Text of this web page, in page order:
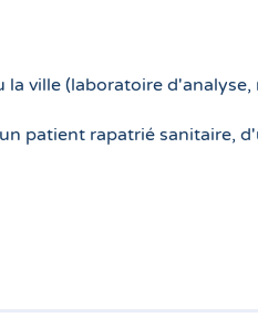
ville (laboratoire d'analyse,
patient rapatrié sanitaire,